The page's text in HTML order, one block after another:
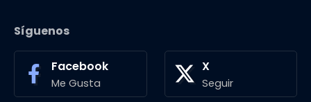
Síguenos
Facebook
Me Gusta
X
Seguir